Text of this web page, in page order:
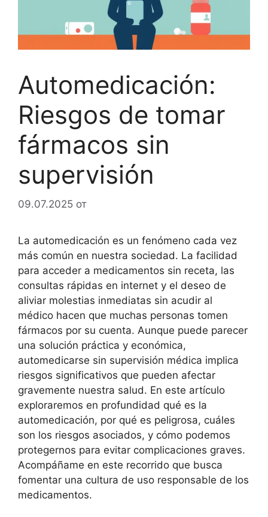
Automedicación:
Riesgos de tomar
fármacos sin
supervisión
09.07.2025 от
La automedicación es un fenómeno cada vez
más común en nuestra sociedad. La facilidad
para acceder a medicamentos sin receta, las
consultas rápidas en internet y el deseo de
aliviar molestias inmediatas sin acudir al
médico hacen que muchas personas tomen
fármacos por su cuenta. Aunque puede parecer
una solución práctica y económica,
automedicarse sin supervisión médica implica
riesgos significativos que pueden afectar
gravemente nuestra salud. En este artículo
exploraremos en profundidad qué es la
automedicación, por qué es peligrosa, cuáles
son los riesgos asociados, y cómo podemos
protegernos para evitar complicaciones graves.
Acompáñame en este recorrido que busca
fomentar una cultura de uso responsable de los
medicamentos.